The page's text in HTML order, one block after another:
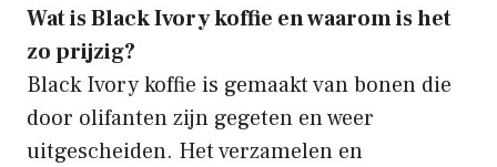
Wat is Black Ivory koffie en waarom is het
zo prijzig?
Black Ivory koffie is gemaakt van bonen die
door olifanten zijn gegeten en weer
uitgescheiden. Het verzamelen en